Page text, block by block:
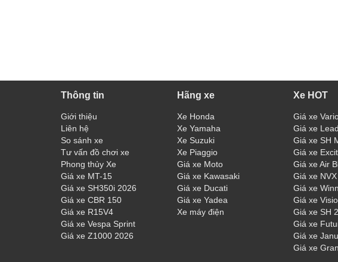
Thông tin
Giới thiệu
Liên hệ
So sánh xe
Tư vấn đồ chơi xe
Phong thủy Xe
Giá xe MT-15
Giá xe SH350i 2026
Giá xe CBR 150
Giá xe R15V4
Giá xe Vespa Sprint
Giá xe Z1000 2026
Hãng xe
Xe Honda
Xe Yamaha
Xe Suzuki
Xe Piaggio
Giá xe Moto
Giá xe Kawasaki
Giá xe Ducati
Giá xe Yadea
Xe máy điện
Xe HOT
Giá xe
Giá xe
Giá xe SH
Giá xe
Giá xe Air
Giá xe
Giá xe
Giá xe
Giá xe SH
Giá xe
Giá xe
Giá xe